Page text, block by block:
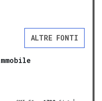
ALTRE FONTI